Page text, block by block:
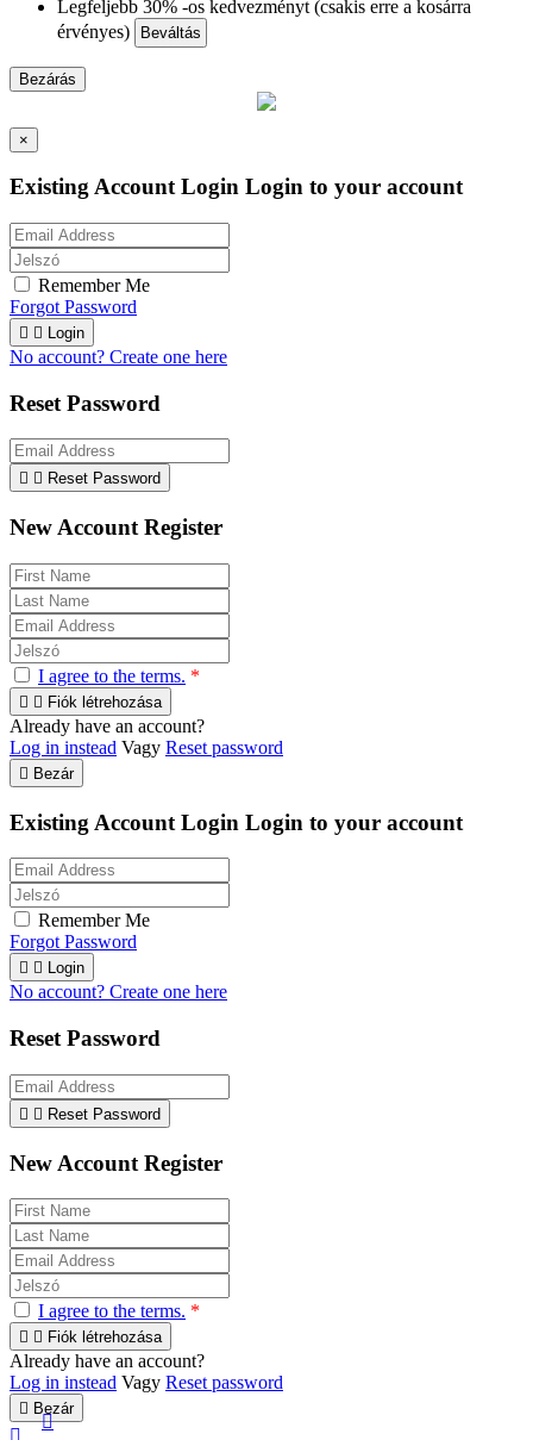
Legfeljebb 30% -os kedvezményt (csakis erre a kosárra
érvényes)
Beváltás
Bezárás
×
Existing Account Login Login to your account
Remember Me
Forgot Password
  Login
No account? Create one here
Reset Password
  Reset Password
New Account Register
I agree to the terms. *
  Fiók létrehozása
Already have an account?
Log in instead Vagy Reset password
 Bezár
Existing Account Login Login to your account
Remember Me
Forgot Password
  Login
No account? Create one here
Reset Password
  Reset Password
New Account Register
I agree to the terms. *
  Fiók létrehozása
Already have an account?
Log in instead Vagy Reset password
 Bezár
